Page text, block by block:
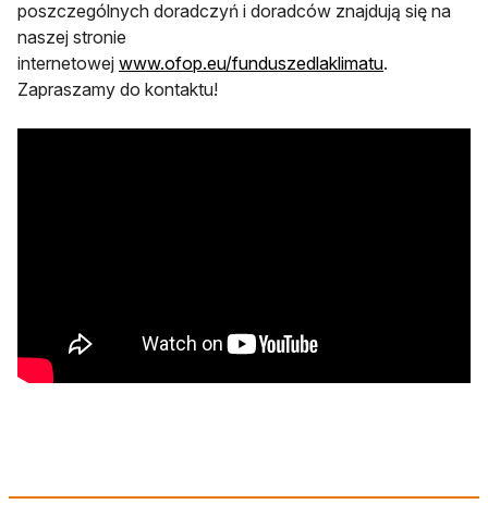
poszczególnych doradczyń i doradców znajdują się na
naszej stronie
internetowej www.ofop.eu/funduszedlaklimatuotwiera się
.
Zapraszamy do kontaktu!